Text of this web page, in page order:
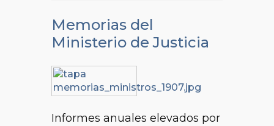
Memorias del
Ministerio de Justicia
Informes anuales elevados por